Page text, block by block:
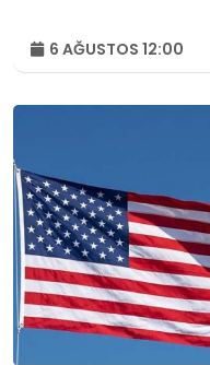
6 AĞUSTOS 12:00